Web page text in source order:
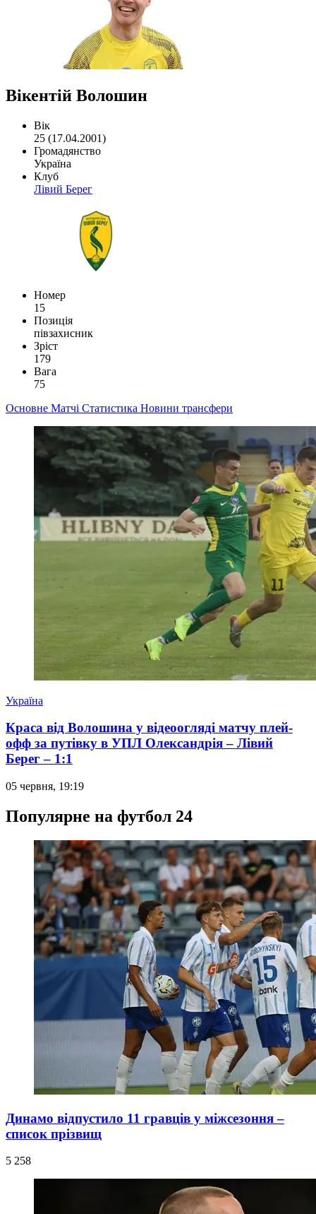
Вікентій Волошин
Вік
25 (17.04.2001)
Громадянство
Україна
Клуб
Лівий Берег
Номер
15
Позиція
півзахисник
Зріст
179
Вага
75
Основне Матчі Статистика Новини трансфери
Україна
Краса від Волошина у відеоогляді матчу плей-
офф за путівку в УПЛ Олександрія – Лівий
Берег – 1:1
05 червня, 19:19
Популярне на футбол 24
Динамо відпустило 11 гравців у міжсезоння –
список прізвищ
5 258